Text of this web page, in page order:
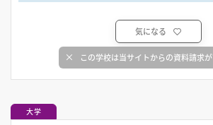
気になる
この学校は当サイトからの資料請求
大学